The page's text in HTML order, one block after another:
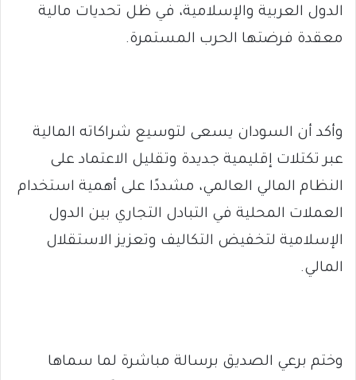
الدول العربية والإسلامية، في ظل تحديات مالية
معقدة فرضتها الحرب المستمرة.
وأكد أن السودان يسعى لتوسيع شراكاته المالية
عبر تكتلات إقليمية جديدة وتقليل الاعتماد على
النظام المالي العالمي، مشددًا على أهمية استخدام
العملات المحلية في التبادل التجاري بين الدول
الإسلامية لتخفيض التكاليف وتعزيز الاستقلال
المالي.
وختم برعي الصديق برسالة مباشرة لما سماها